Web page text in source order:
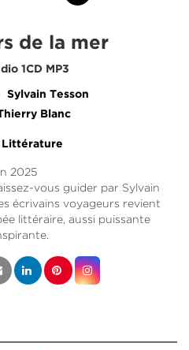
de la mer
1CD MP3
Sylvain Tesson
Blanc
Littérature
2025
vous guider par Sylvain
écrivains voyageurs revient
littéraire, aussi puissante